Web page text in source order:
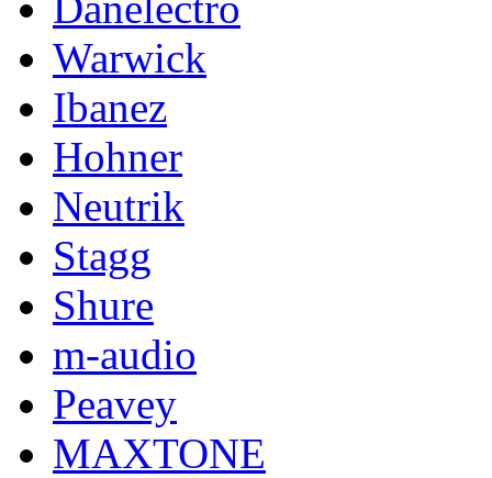
Warwick
Ibanez
Hohner
Neutrik
Stagg
Shure
m-audio
Peavey
MAXTONE